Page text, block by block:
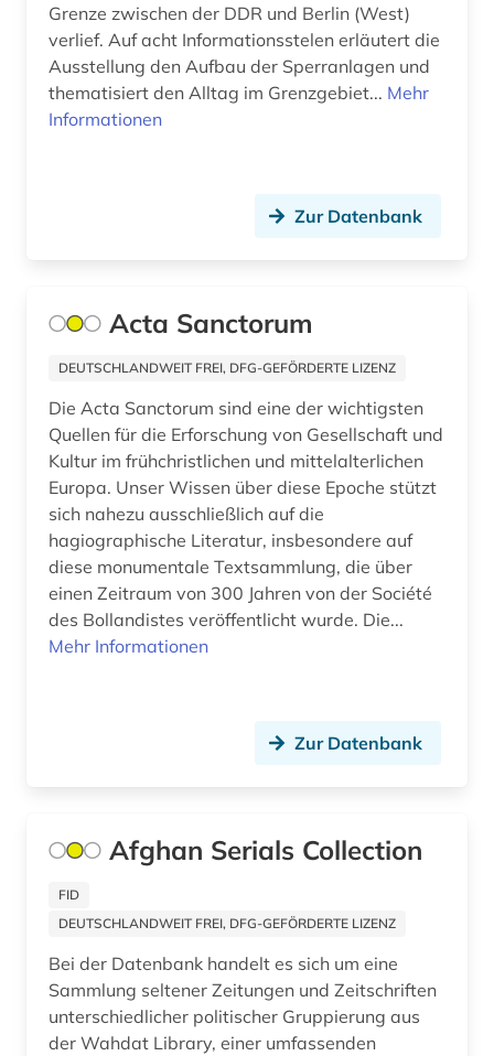
deutsch-deutsche grenze (2)
deutsche film ag (1)
deutsche film gmbh (1)
deutsches reich (2)
deutsches sprachgebiet (1)
deutsches zentrum kulturgutverluste (1)
deutschland (40)
deutschland (ddr) (11)
deutschland. reichskanzlei (1)
die @linke (1)
digitalisierung (13)
diplom (1)
Grenze zwischen der DDR und Berlin (West)
verlief. Auf acht Informationsstelen erläutert die
Ausstellung den Aufbau der Sperranlagen und
thematisiert den Alltag im Grenzgebiet... Mehr
Informationen
Zur Datenbank
Acta Sanctorum
DEUTSCHLANDWEIT FREI, DFG-GEFÖRDERTE LIZENZ
Die Acta Sanctorum sind eine der wichtigsten
Quellen für die Erforschung von Gesellschaft und
Kultur im frühchristlichen und mittelalterlichen
Europa. Unser Wissen über diese Epoche stützt
sich nahezu ausschließlich auf die
hagiographische Literatur, insbesondere auf
diese monumentale Textsammlung, die über
einen Zeitraum von 300 Jahren von der Société
des Bollandistes veröffentlicht wurde. Die...
Mehr Informationen
Zur Datenbank
Afghan Serials Collection
FID
DEUTSCHLANDWEIT FREI, DFG-GEFÖRDERTE LIZENZ
Bei der Datenbank handelt es sich um eine
Sammlung seltener Zeitungen und Zeitschriften
unterschiedlicher politischer Gruppierung aus
der Wahdat Library, einer umfassenden